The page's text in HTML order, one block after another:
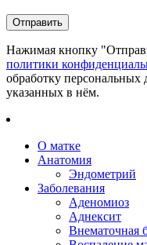
Нажимая кнопку
политики
обработку персональных
указанных в нём.
О матке
Анатомия
Эндометрий
Заболевания
Аденомиоз
Аднексит
Внематочная